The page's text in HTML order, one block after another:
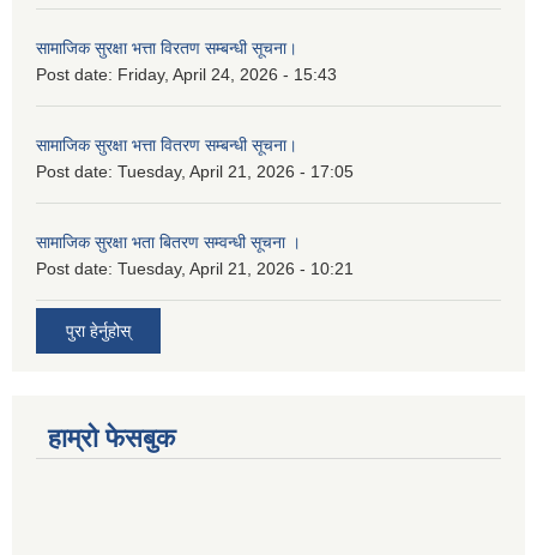
सामाजिक सुरक्षा भत्ता विरतण सम्बन्धी सूचना।
Post date: Friday, April 24, 2026 - 15:43
सामाजिक सुरक्षा भत्ता वितरण सम्‍बन्धी सूचना।
Post date: Tuesday, April 21, 2026 - 17:05
सामाजिक सुरक्षा भता बितरण सम्वन्धी सूचना ।
Post date: Tuesday, April 21, 2026 - 10:21
पुरा हेर्नुहोस्
हाम्रो फेसबुक